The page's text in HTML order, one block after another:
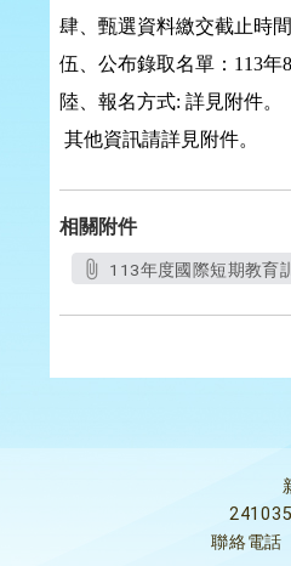
肆、甄選資料繳交截止時間
伍、公布錄取名單： 113年8
陸、報名方式: 詳見附件。
其他資訊請詳見附件。
相關附件
113年度國際短期教育
聯絡電話